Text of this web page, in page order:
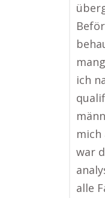
ich
mich
war
alle